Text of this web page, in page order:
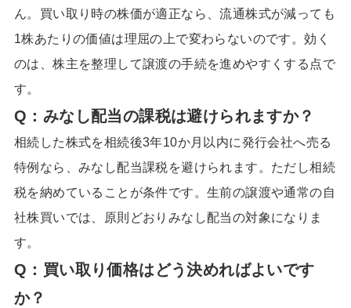
ん。買い取り時の株価が適正なら、流通株式が減っても
1株あたりの価値は理屈の上で変わらないのです。効く
のは、株主を整理して譲渡の手続を進めやすくする点で
す。
Q： みなし配当の課税は避けられますか？
相続した株式を相続後3年10か月以内に発行会社へ売る
特例なら、みなし配当課税を避けられます。ただし相続
税を納めていることが条件です。生前の譲渡や通常の自
社株買いでは、原則どおりみなし配当の対象になりま
す。
Q： 買い取り価格はどう決めればよいです
か？